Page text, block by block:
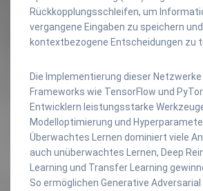
Rückkopplungsschleifen, um
vergangene Eingaben zu speichern und
kontextbezogene Entscheidungen zu
Die Implementierung dieser
Frameworks wie TensorFlow und
Entwicklern leistungsstarke
Modelloptimierung und
Überwachtes Lernen dominiert viele
auch unüberwachtes Lernen, Deep
Learning und Transfer Learning
So ermöglichen Generative